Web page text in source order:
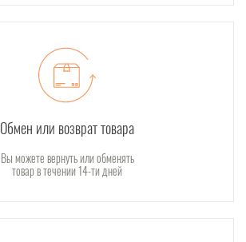
Обмен или возврат товара
Вы можете вернуть или обменять
товар в течении 14-ти дней